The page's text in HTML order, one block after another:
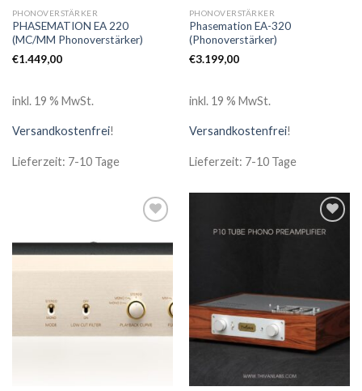
PHONOVERSTÄRKER
PHASEMATION EA 220
(MC/MM Phonoverstärker)
€1.449,00
inkl. 19 % MwSt.
Versandkostenfrei!
Lieferzeit: 7-10 Tage
PHONOVERSTÄRKER
Phasemation EA-320
(Phonoverstärker)
€3.199,00
inkl. 19 % MwSt.
Versandkostenfrei!
Lieferzeit: 7-10 Tage
Wunschliste
Zur